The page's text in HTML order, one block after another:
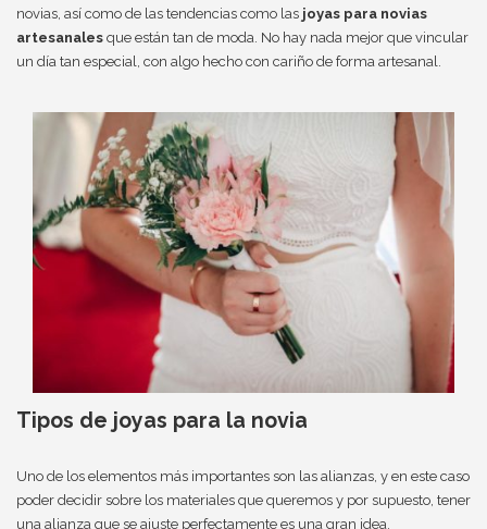
novias, así como de las tendencias como las joyas para novias
artesanales que están tan de moda. No hay nada mejor que vincular
un día tan especial, con algo hecho con cariño de forma artesanal.
Tipos de joyas para la novia
Uno de los elementos más importantes son las alianzas, y en este caso
poder decidir sobre los materiales que queremos y por supuesto, tener
una alianza que se ajuste perfectamente es una gran idea.